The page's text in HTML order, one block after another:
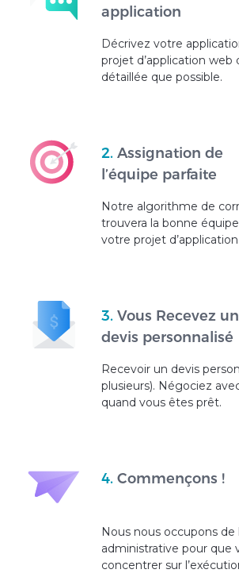
application
Décrivez votre
projet d’application web
détaillée que possible.
2. Assignation de
l’équipe parfaite
Notre algorithme de
trouvera la bonne
votre projet
3. Vous Recevez un
devis personnalisé
Recevoir un devis
plusieurs). Négociez
quand vous êtes prêt.
4. Commençons !
Nous nous occupons de
administrative pour que
concentrer sur